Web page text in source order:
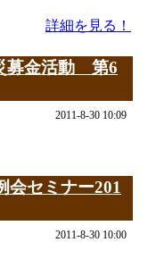
詳細を見る！
募金活動 第6
2011-8-30 10:09
セミナー201
2011-8-30 10:00